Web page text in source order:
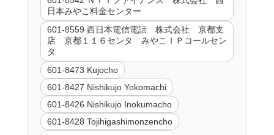
日本みやこ料金センター
601-8559 西日本電信電話 株式会社 京都支
店 京都１１６センタ みやこＩＰコールセン
タ
601-8473 Kujocho
601-8427 Nishikujo Yokomachi
601-8426 Nishikujo Inokumacho
601-8428 Tojihigashimonzencho